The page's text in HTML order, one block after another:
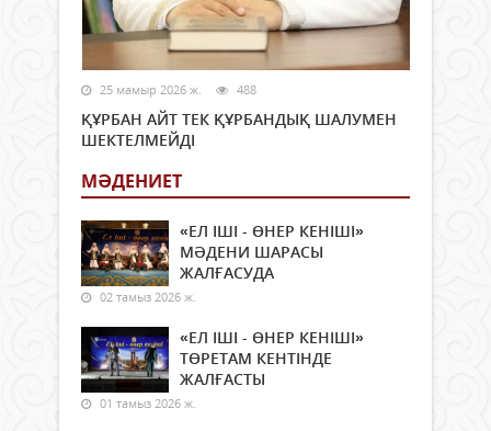
25 мамыр 2026 ж. 488
ҚҰРБАН АЙТ ТЕК ҚҰРБАНДЫҚ ШАЛУМЕН
ШЕКТЕЛМЕЙДІ
МӘДЕНИЕТ
«ЕЛ ІШІ - ӨНЕР КЕНІШІ»
МӘДЕНИ ШАРАСЫ
ЖАЛҒАСУДА
02 тамыз 2026 ж.
«ЕЛ ІШІ - ӨНЕР КЕНІШІ»
ТӨРЕТАМ КЕНТІНДЕ
ЖАЛҒАСТЫ
01 тамыз 2026 ж.